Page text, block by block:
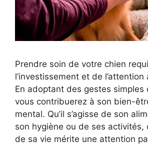
Prendre soin de votre chien
l’investissement et de
En adoptant des gestes simples
vous contribuerez à son bien-
mental. Qu’il s’agisse de son
son hygiène ou de ses activités,
de sa vie mérite une attention